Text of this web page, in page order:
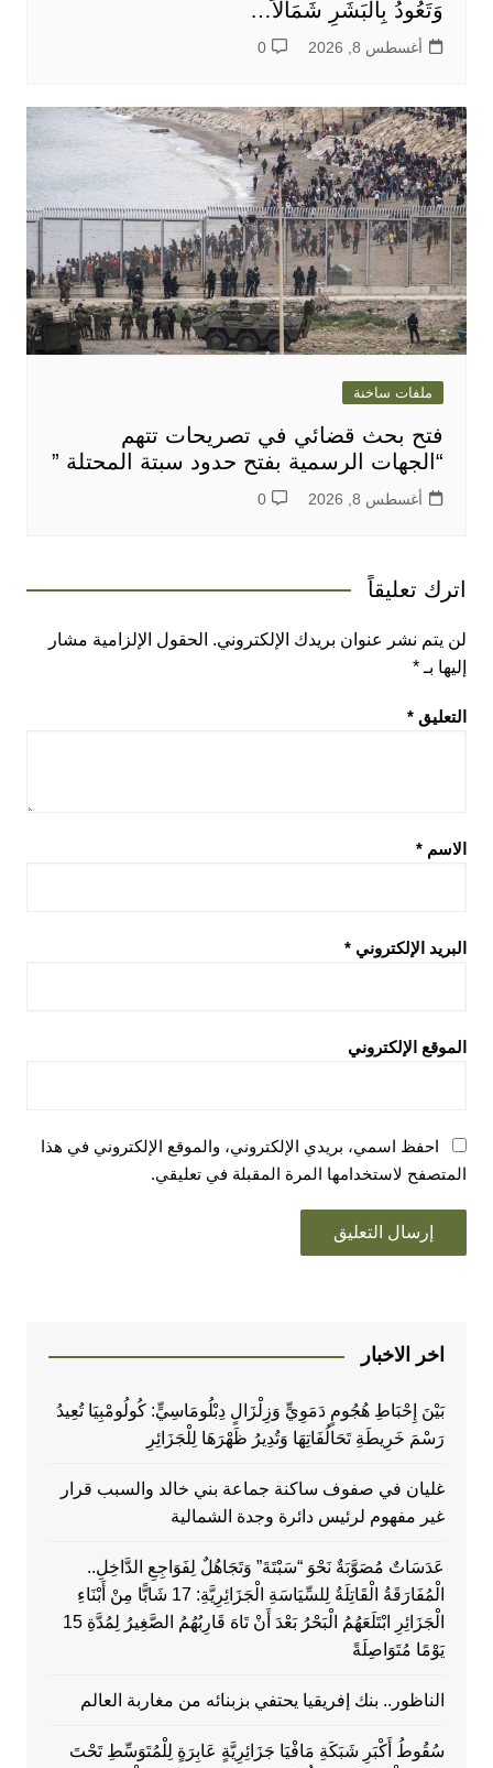
وَتَعُودُ بِالْبَشَرِ شَمَالاً…
أغسطس 8, 2026 0
ملفات ساخنة
فتح بحث قضائي في تصريحات تتهم
“الجهات الرسمية بفتح حدود سبتة المحتلة ”
أغسطس 8, 2026 0
اترك تعليقاً
لن يتم نشر عنوان بريدك الإلكتروني. الحقول الإلزامية مشار
إليها بـ *
التعليق *
الاسم *
البريد الإلكتروني *
الموقع الإلكتروني
احفظ اسمي، بريدي الإلكتروني، والموقع الإلكتروني في هذا
المتصفح لاستخدامها المرة المقبلة في تعليقي.
اخر الاخبار
بَيْنَ إِحْبَاطِ هُجُومٍ دَمَوِيٍّ وَزِلْزَالٍ دِبْلُومَاسِيٍّ: كُولُومْبِيَا تُعِيدُ
رَسْمَ خَرِيطَةِ تَحَالُفَاتِهَا وَتُدِيرُ ظَهْرَهَا لِلْجَزَائِرِ
غليان في صفوف ساكنة جماعة بني خالد والسبب قرار
غير مفهوم لرئيس دائرة وجدة الشمالية
عَدَسَاتٌ مُصَوَّبَةٌ نَحْوَ “سَبْتَةَ” وَتَجَاهُلٌ لِفَوَاجِعِ الدَّاخِلِ..
الْمُفَارَقَةُ الْقَاتِلَةُ لِلسِّيَاسَةِ الْجَزَائِرِيَّةِ: 17 شَابًّا مِنْ أَبْنَاءِ
الْجَزَائِرِ ابْتَلَعَهُمُ الْبَحْرُ بَعْدَ أَنْ تَاهَ قَارِبُهُمُ الصَّغِيرُ لِمُدَّةِ 15
يَوْمًا مُتَوَاصِلَةً
الناظور.. بنك إفريقيا يحتفي بزبنائه من مغاربة العالم
سُقُوطُ أَكْبَرِ شَبَكَةِ مَافْيَا جَزَائِرِيَّةٍ عَابِرَةٍ لِلْمُتَوَسِّطِ تَحْتَ